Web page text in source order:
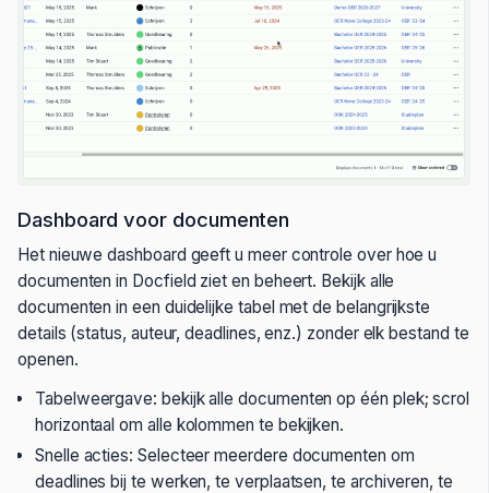
Dashboard voor documenten
Het nieuwe dashboard geeft u meer controle over hoe u
documenten in Docfield ziet en beheert. Bekijk alle
documenten in een duidelijke tabel met de belangrijkste
details (status, auteur, deadlines, enz.) zonder elk bestand te
openen.
Tabelweergave: bekijk alle documenten op één plek; scrol
horizontaal om alle kolommen te bekijken.
Snelle acties: Selecteer meerdere documenten om
deadlines bij te werken, te verplaatsen, te archiveren, te